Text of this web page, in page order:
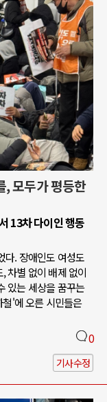
, 모두가 평등한
13차 다이인 행동
다. 장애인도 여성도
차별 없이 배제 없이
있는 세상을 꿈꾸는
'에 오른 시민들은
0
기사수정